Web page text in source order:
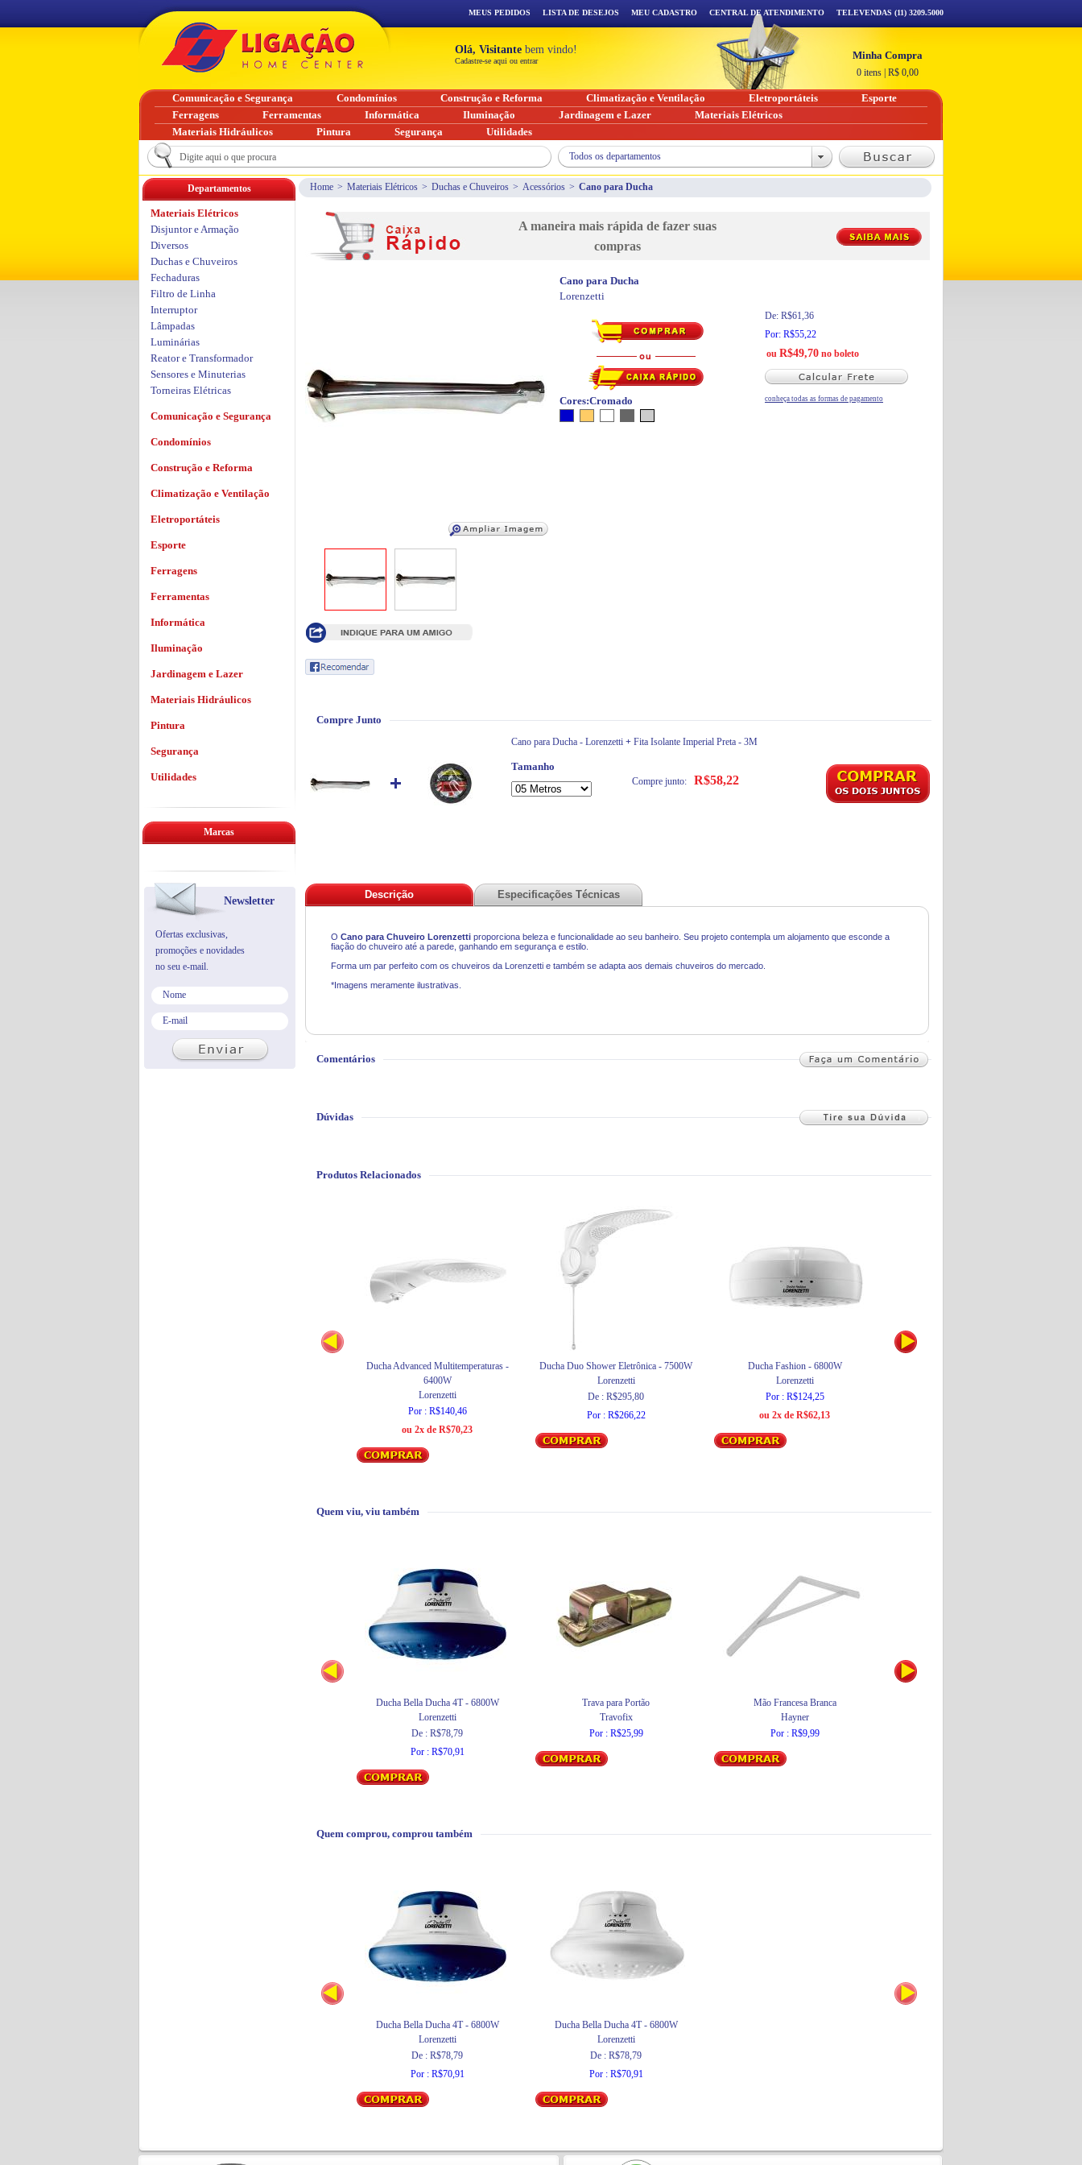
Home > Materiais Elétricos > Duchas e Chuveiros > Acessórios > Cano para Ducha
A maneira mais rápida de fazer suas
compras
Cano para Ducha
Lorenzetti
De: R$61,36
Por: R$55,22
ou R$49,70 no boleto
conheça todas as formas de pagamento
Cores:Cromado
Compre Junto
Cano para Ducha - Lorenzetti + Fita Isolante Imperial Preta - 3M
Tamanho
Compre junto: R$58,22
Descrição Especificações Técnicas
O Cano para Chuveiro Lorenzetti proporciona beleza e funcionalidade ao seu banheiro. Seu projeto contempla um alojamento que esconde a
fiação do chuveiro até a parede, ganhando em segurança e estilo.
Forma um par perfeito com os chuveiros da Lorenzetti e também se adapta aos demais chuveiros do mercado.
*Imagens meramente ilustrativas.
Comentários
Dúvidas
Produtos Relacionados
Ducha Advanced Multitemperaturas -
6400W
Lorenzetti
Por : R$140,46
ou 2x de R$70,23
Ducha Duo Shower Eletrônica - 7500W
Lorenzetti
De : R$295,80
Por : R$266,22
Ducha Fashion - 6800W
Lorenzetti
Por : R$124,25
ou 2x de R$62,13
Quem viu, viu também
Ducha Bella Ducha 4T - 6800W
Lorenzetti
De : R$78,79
Por : R$70,91
Trava para Portão
Travofix
Por : R$25,99
Mão Francesa Branca
Hayner
Por : R$9,99
Quem comprou, comprou também
Ducha Bella Ducha 4T - 6800W
Lorenzetti
De : R$78,79
Por : R$70,91
Ducha Bella Ducha 4T - 6800W
Lorenzetti
De : R$78,79
Por : R$70,91
Departamentos
Materiais Elétricos
Disjuntor e Armação
Diversos
Duchas e Chuveiros
Fechaduras
Filtro de Linha
Interruptor
Lâmpadas
Luminárias
Reator e Transformador
Sensores e Minuterias
Torneiras Elétricas
Comunicação e Segurança
Condomínios
Construção e Reforma
Climatização e Ventilação
Eletroportáteis
Esporte
Ferragens
Ferramentas
Informática
Iluminação
Jardinagem e Lazer
Materiais Hidráulicos
Pintura
Segurança
Utilidades
Marcas
Newsletter
Ofertas exclusivas,
promoções e novidades
no seu e-mail.
MEUS PEDIDOS LISTA DE DESEJOS MEU CADASTRO CENTRAL DE ATENDIMENTO TELEVENDAS (11) 3209.5000
Olá, Visitante bem vindo!
Cadastre-se aqui ou entrar Minha Compra
0 itens R$ 0,00
Comunicação e Segurança Condomínios Construção e Reforma Climatização e Ventilação Eletroportáteis
Esporte
Ferragens
Ferramentas Informática Iluminação Jardinagem e Lazer
Materiais Elétricos
Materiais Hidráulicos
Pintura Segurança Utilidades
Todos os departamentos